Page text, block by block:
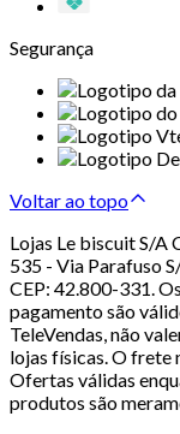
Segurança
Voltar ao topo
Lojas Le biscuit S/A
535 - Via Parafuso
CEP: 42.800-331.
pagamento são
TeleVendas, não
lojas físicas. O frete
Ofertas válidas
produtos são